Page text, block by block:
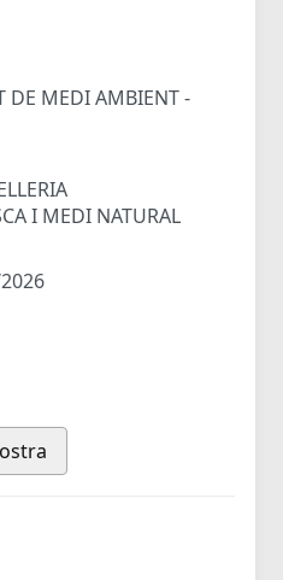
DE MEDI AMBIENT -
I MEDI NATURAL